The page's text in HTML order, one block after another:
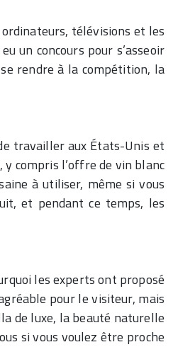
télévisions et les
un concours pour s’asseoir
rendre à la compétition, la
travailler aux États-Unis et
y compris l’offre de vin blanc
à utiliser, même si vous
et pendant ce temps, les
les experts ont proposé
pour le visiteur, mais
de luxe, la beauté naturelle
si vous voulez être proche